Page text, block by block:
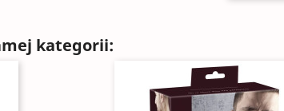
kategorii: